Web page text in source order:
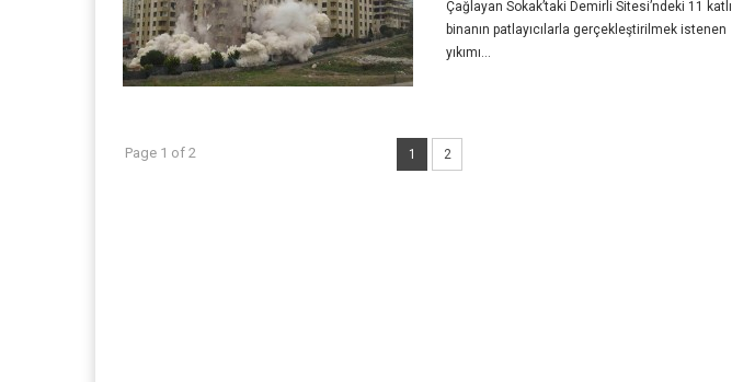
Çağlayan Sokak’taki Demirli Sitesi’ndeki 11 katlı
binanın patlayıcılarla gerçekleştirilmek istenen
yıkımı...
Page 1 of 2 1 2